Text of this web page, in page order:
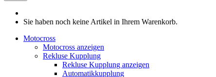
Sie haben noch keine Artikel in Ihrem Warenkorb.
Motocross
Motocross anzeigen
Rekluse Kupplung
Rekluse Kupplung anzeigen
Automatikkupplung